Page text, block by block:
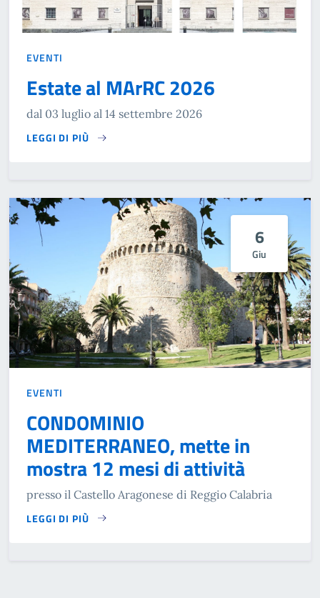
EVENTI
Estate al MArRC 2026
dal 03 luglio al 14 settembre 2026
LEGGI DI PIÙ
SU ESTATE AL MARRC 2026…
6
Giu
EVENTI
CONDOMINIO
MEDITERRANEO, mette in
mostra 12 mesi di attività
presso il Castello Aragonese di Reggio Calabria
LEGGI DI PIÙ
SU CONDOMINIO MEDITERRANEO, METTE IN MOSTRA 12